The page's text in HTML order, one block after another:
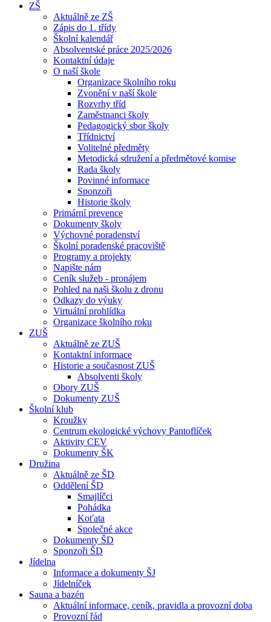
ZŠ
Aktuálně ze ZŠ
Zápis do 1. třídy
Školní kalendář
Absolventské práce 2025/2026
Kontaktní údaje
O naší škole
Organizace školního roku
Zvonění v naší škole
Rozvrhy tříd
Zaměstnanci školy
Pedagogický sbor školy
Třídnictví
Volitelné předměty
Metodická sdružení a předmětové komise
Rada školy
Povinné informace
Sponzoři
Historie školy
Primární prevence
Dokumenty školy
Výchovné poradenství
Školní poradenské pracoviště
Programy a projekty
Napište nám
Ceník služeb - pronájem
Pohled na naši školu z dronu
Odkazy do výuky
Virtuální prohlídka
Organizace školního roku
ZUŠ
Aktuálně ze ZUŠ
Kontaktní informace
Historie a současnost ZUŠ
Absolventi školy
Obory ZUŠ
Dokumenty ZUŠ
Školní klub
Kroužky
Centrum ekologické výchovy Pantoflíček
Aktivity CEV
Dokumenty ŠK
Družina
Aktuálně ze ŠD
Oddělení ŠD
Smajlíčci
Pohádka
Koťata
Společné akce
Dokumenty ŠD
Sponzoři ŠD
Jídelna
Informace a dokumenty ŠJ
Jídelníček
Sauna a bazén
Aktuální informace, ceník, pravidla a provozní doba
Provozní řád